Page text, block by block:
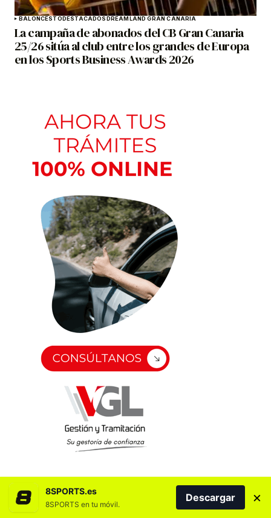
BALONCESTO DESTACADOS DREAMLAND GRAN CANARIA
La campaña de abonados del CB Gran Canaria
25/26 sitúa al club entre los grandes de Europa
en los Sports Business Awards 2026
8SPORTS.es
8SPORTS en tu móvil.
Descargar ×